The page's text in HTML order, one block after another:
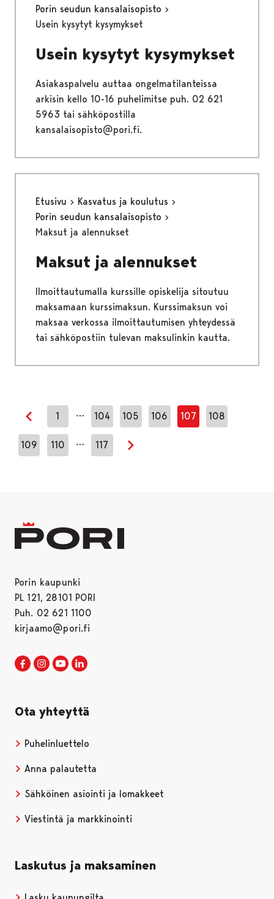
Porin seudun kansalaisopisto
Usein kysytyt kysymykset
Usein kysytyt kysymykset
Asiakaspalvelu auttaa ongelmatilanteissa
arkisin kello 10-16 puhelimitse puh. 02 621
5963 tai sähköpostilla
kansalaisopisto@pori.fi.
Etusivu
Kasvatus ja koulutus
Porin seudun kansalaisopisto
Maksut ja alennukset
Maksut ja alennukset
Ilmoittautumalla kurssille opiskelija sitoutuu
maksamaan kurssimaksun. Kurssimaksun voi
maksaa verkossa ilmoittautumisen yhteydessä
tai sähköpostiin tulevan maksulinkin kautta.
Edellinen sivu
1 … 104 105 106 107 108
109 110 … 117
Seuraava sivu
Porin kaupunki
PL 121, 28101 PORI
Puh. 02 621 1100
kirjaamo@pori.fi
Porin kaupunki Facebookissa
Avautuu uudessa välilehdessä
Porin kaupunki Instagramissa
Avautuu uudessa välilehdessä
Porin kaupunki Youtubessa
Avautuu uudessa välilehdessä
Ota yhteyttä
Puhelinluettelo
Anna palautetta
Sähköinen asiointi ja lomakkeet
Viestintä ja markkinointi
Laskutus ja maksaminen